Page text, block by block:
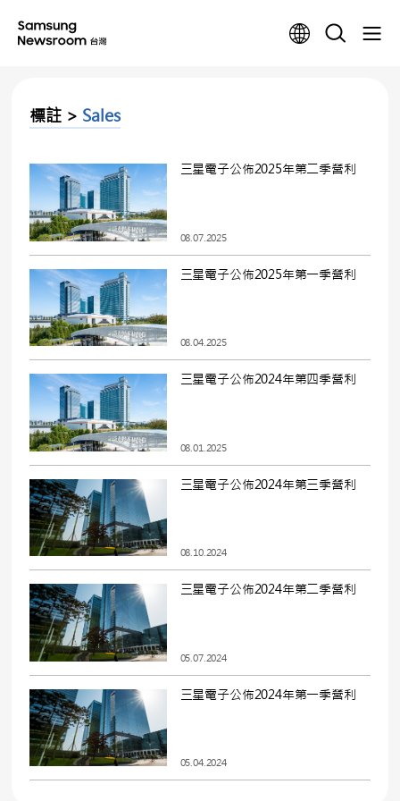
標註 > Sales
三星電子公佈2025年第二季營利
08.07.2025
三星電子公佈2025年第一季營利
08.04.2025
三星電子公佈2024年第四季營利
08.01.2025
三星電子公佈2024年第三季營利
08.10.2024
三星電子公佈2024年第二季營利
05.07.2024
三星電子公佈2024年第一季營利
05.04.2024